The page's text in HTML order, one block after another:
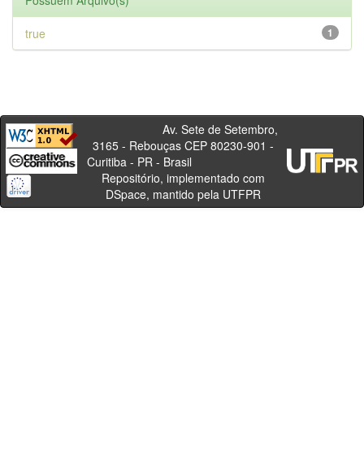
1
true
Av. Sete de Setembro,
3165 - Rebouças CEP 80230-901 -
Curitiba - PR - Brasil
Repositório, implementado com
DSpace, mantido pela UTFPR